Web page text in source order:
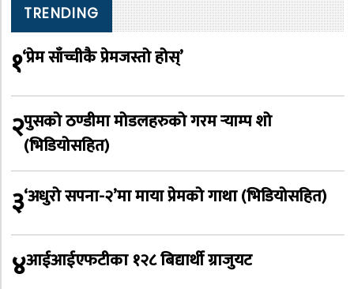
TRENDING
१‘प्रेम साँच्चीकै प्रेमजस्तो होस्’
२पुसको ठण्डीमा मोडलहरुको गरम र्‍याम्प शो
(भिडियोसहित)
३‘अधुरो सपना-२’मा माया प्रेमको गाथा (भिडियोसहित)
४आईआईएफटीका १२८ बिद्यार्थी ग्राजुयट